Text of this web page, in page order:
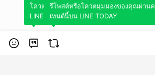
โควตมุมมองของคุณผ่านคอนเทนต์นี้บน
LINE TODAY
รีโพสต์หรือโควตมุมมองของคุณผ่าน
เทนต์นี้บน LINE TODAY